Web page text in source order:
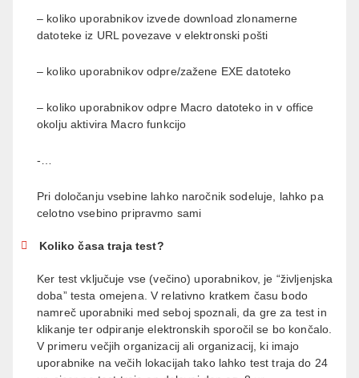
– koliko uporabnikov izvede download zlonamerne
datoteke iz URL povezave v elektronski pošti
– koliko uporabnikov odpre/zažene EXE datoteko
– koliko uporabnikov odpre Macro datoteko in v office
okolju aktivira Macro funkcijo
-…
Pri določanju vsebine lahko naročnik sodeluje, lahko pa
celotno vsebino pripravmo sami
Koliko časa traja test?
Ker test vključuje vse (večino) uporabnikov, je “življenjska
doba” testa omejena. V relativno kratkem času bodo
namreč uporabniki med seboj spoznali, da gre za test in
klikanje ter odpiranje elektronskih sporočil se bo končalo.
V primeru večjih organizacij ali organizacij, ki imajo
uporabnike na večih lokacijah tako lahko test traja do 24